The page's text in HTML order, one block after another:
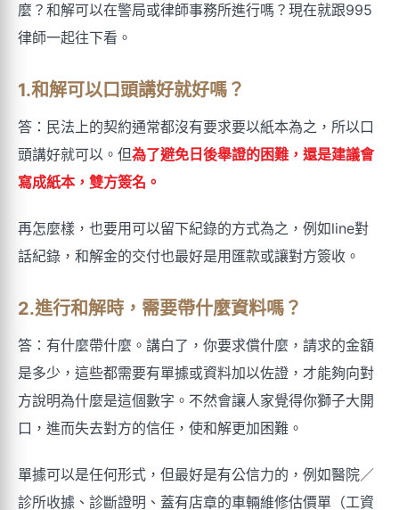
麼？和解可以在警局或律師事務所進行嗎？現在就跟995
律師一起往下看。
1.和解可以口頭講好就好嗎？
答：民法上的契約通常都沒有要求要以紙本為之，所以口
頭講好就可以。但為了避免日後舉證的困難，還是建議會
寫成紙本，雙方簽名。
再怎麼樣，也要用可以留下紀錄的方式為之，例如line對
話紀錄，和解金的交付也最好是用匯款或讓對方簽收。
2.進行和解時，需要帶什麼資料嗎？
答：有什麼帶什麼。講白了，你要求償什麼，請求的金額
是多少，這些都需要有單據或資料加以佐證，才能夠向對
方說明為什麼是這個數字。不然會讓人家覺得你獅子大開
口，進而失去對方的信任，使和解更加困難。
單據可以是任何形式，但最好是有公信力的，例如醫院／
診所收據、診斷證明、蓋有店章的車輛維修估價單（工資